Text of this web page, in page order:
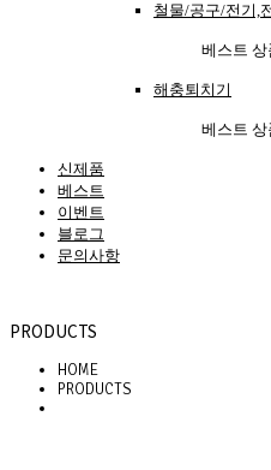
철물/공구/전기,
베스트 상
해충퇴치기
베스트 상
신제품
베스트
이벤트
블로그
문의사항
PRODUCTS
HOME
PRODUCTS